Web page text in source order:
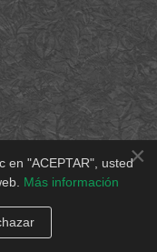
×
en "ACEPTAR", usted
Más información